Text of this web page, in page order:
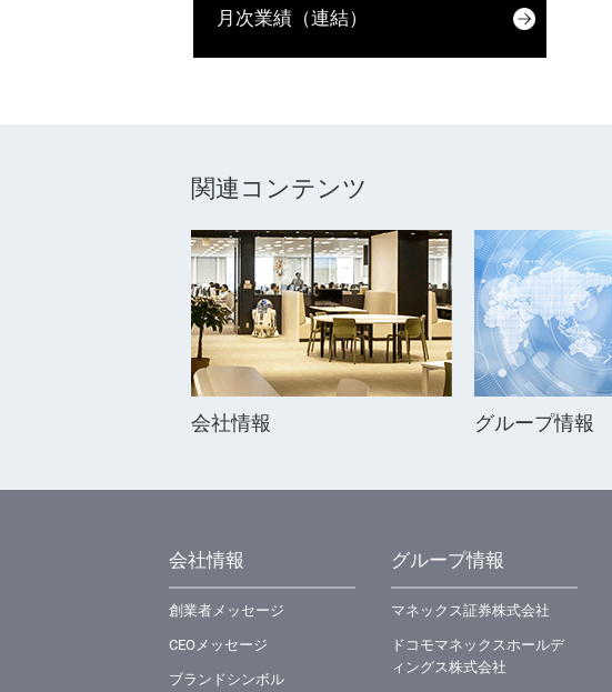
関連コンテンツ
会社情報 グループ情報
月次業績（連結）
会社情報
創業者メッセージ
CEOメッセージ
ブランドシンボル
グループ情報
マネックス証券株式会社
ドコモマネックスホールデ
ィングス株式会社